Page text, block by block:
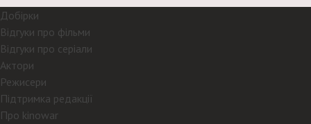
Добірки
Відгуки про фільми
Відгуки про серіали
Актори
Режисери
Підтримка редакції
Про kinowar